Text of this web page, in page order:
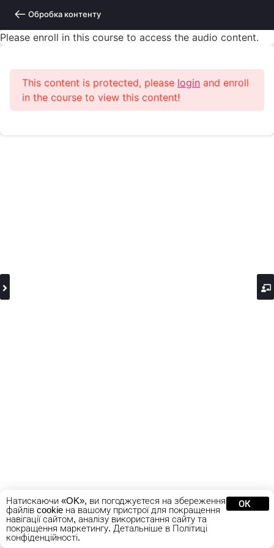
Обробка контенту
Please enroll in this course to access the audio content.
This content is protected, please login and enroll
in the course to view this content!
Натискаючи «OK», ви погоджуєтеся на збереження
файлів cookie на вашому пристрої для покращення
навігації сайтом, аналізу використання сайту та
покращення маркетингу. Детальніше в Політиці
конфіденційності.
ОК